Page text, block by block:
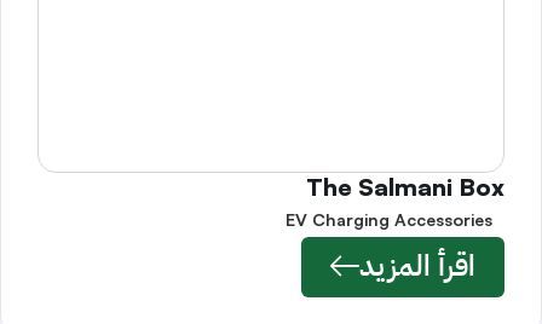
The Salmani Box
EV Charging Accessories
اقرأ المزيد